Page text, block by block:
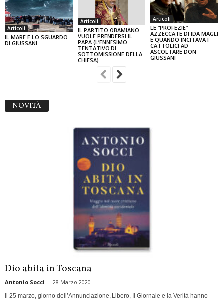
Articoli
IL MARE E LO SGUARDO
DI GIUSSANI
Articoli
IL PARTITO OBAMIANO
VUOLE PRENDERSI IL
PAPA (L’ENNESIMO
TENTATIVO DI
SOTTOMISSIONE DELLA
CHIESA)
Articoli
LE “PROFEZIE”
AZZECCATE DI IDA MAGLI
E QUANDO INCITAVA I
CATTOLICI AD
ASCOLTARE DON
GIUSSANI
NOVITÀ
Dio abita in Toscana
Antonio Socci - 28 Marzo 2020
Il 25 marzo, giorno dell’Annunciazione, Libero, Il Giornale e la Verità hanno